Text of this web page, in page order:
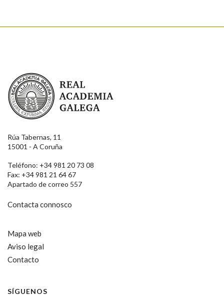
Real Academia Galega
Rúa Tabernas, 11
15001 - A Coruña
Teléfono: +34 981 20 73 08
Fax: +34 981 21 64 67
Apartado de correo 557
Contacta connosco
Mapa web
Aviso legal
Contacto
SÍGUENOS